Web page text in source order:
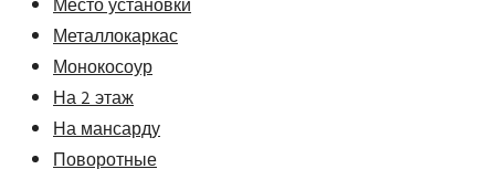
Металлокаркас
Монокосоур
На 2 этаж
На мансарду
Поворотные